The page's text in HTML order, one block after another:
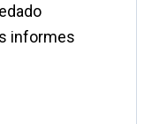
informes